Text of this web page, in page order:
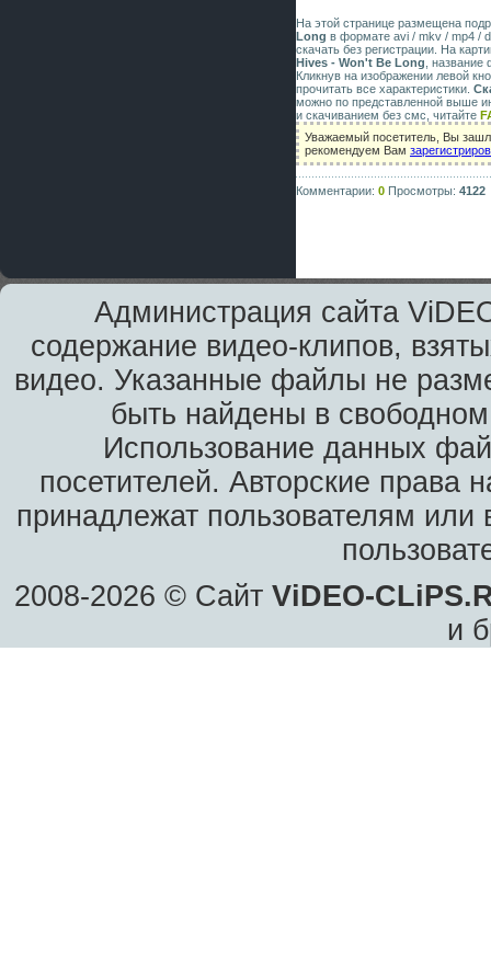
На этой странице размещена
Long в формате avi / mkv / mp4 /
скачать без регистрации. На
Hives - Won't Be Long ,
Кликнув на изображении левой
прочитать все характеристики.
можно по представленной выше
и скачиванием без смс, читайте
Уважаемый посетитель, Вы
рекомендуем Вам
Комментарии: 0 Просмотры: 4122
Администрация сайта
содержание видео-клипов,
видео. Указанные файлы не
быть найдены в
Использование данных
посетителей. Авторские права
принадлежат пользователям или
2008-2026 © Сайт ViDEO-
и